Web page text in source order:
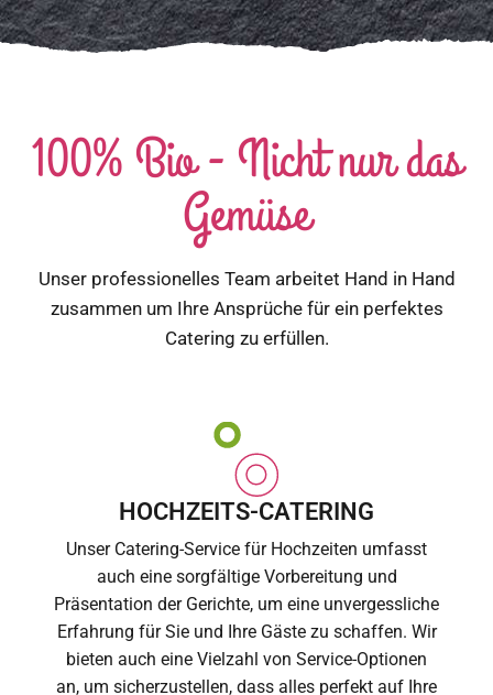
100% Bio - Nicht nur das
Gemüse
Unser professionelles Team arbeitet Hand in Hand
zusammen um Ihre Ansprüche für ein perfektes
Catering zu erfüllen.
HOCHZEITS-CATERING
Unser Catering-Service für Hochzeiten umfasst
auch eine sorgfältige Vorbereitung und
Präsentation der Gerichte, um eine unvergessliche
Erfahrung für Sie und Ihre Gäste zu schaffen. Wir
bieten auch eine Vielzahl von Service-Optionen
an, um sicherzustellen, dass alles perfekt auf Ihre